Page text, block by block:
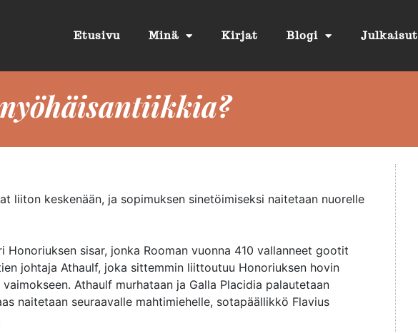
Etusivu Minä Kirjat Blogi Julkaisut
liiton keskenään, ja sopimuksen sinetöimiseksi naitetaan nuorelle
Honoriuksen sisar, jonka Rooman vuonna 410 vallanneet gootit
johtaja Athaulf, joka sittemmin liittoutuu Honoriuksen hovin
Athaulf murhataan ja Galla Placidia palautetaan
naitetaan seuraavalle mahtimiehelle, sotapäällikkö Flavius